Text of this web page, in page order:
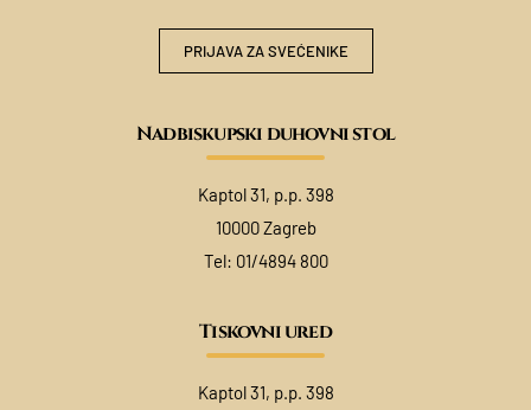
PRIJAVA ZA SVEĆENIKE
Nadbiskupski duhovni stol
Kaptol 31, p.p. 398
10000 Zagreb
Tel: 01/4894 800
Tiskovni ured
Kaptol 31, p.p. 398